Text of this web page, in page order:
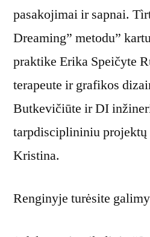
pasakojimai ir sapnai.
Dreaming” metodu”
praktike Erika Speičyte
terapeute ir grafikos
Butkevičiūte ir DI
tarpdisciplininiu projektų
Kristina.
Renginyje turėsite